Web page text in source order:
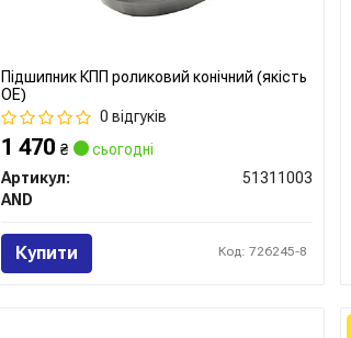
Підшипник КПП роликовий конічний (якість
OE)
0 відгуків
1 470₴
сьогодні
Артикул:
51311003
AND
Купити Код: 726245-8